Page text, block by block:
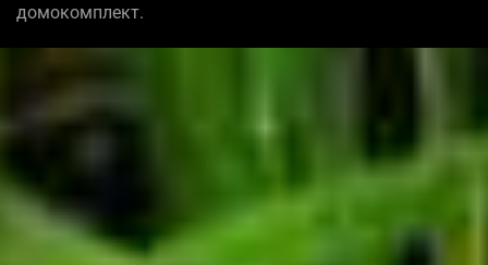
домокомплект.